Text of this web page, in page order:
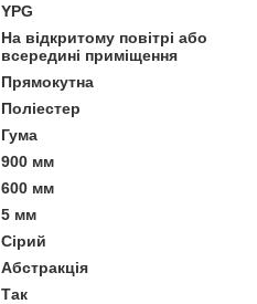
YPG
На відкритому повітрі або
всередині приміщення
Прямокутна
Поліестер
Гума
900 мм
600 мм
5 мм
Сірий
Абстракція
Так